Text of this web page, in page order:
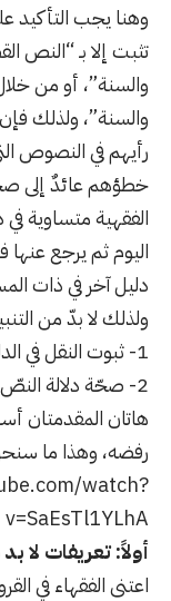
وهنا يجب التأكيد
تثبت إلا بـ “النص
والسنة”، أو من
والسنة”، ولذلك
رأيهم في النصوص
خطؤهم عائدٌ إلى
الفقهية متساوية
اليوم ثم يرجع
دليل آخر في ذات
ولذلك لا بدّ من
1- ثبوت النقل في الدليل النصي عن النبي صلى الله عليه وسلم.
2- صحّة دلالة النصّ على الحكم المبيّن أو المستدَلّ عليه.
هاتان المقدمتان
رفضه، وهذا ما
watch?
v=SaEsTl1YLhA
أولاً: تعريفات لا
اعتنى الفقهاء في